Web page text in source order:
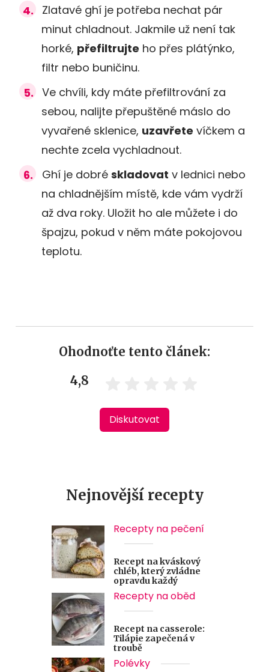
Zlatavé ghí je potřeba nechat pár
minut chladnout. Jakmile už není tak
horké, přefiltrujte ho přes plátýnko,
filtr nebo buničinu.
Ve chvíli, kdy máte přefiltrování za
sebou, nalijte přepuštěné máslo do
vyvařené sklenice, uzavřete víčkem a
nechte zcela vychladnout.
Ghí je dobré skladovat v lednici nebo
na chladnějším místě, kde vám vydrží
až dva roky. Uložit ho ale můžete i do
špajzu, pokud v něm máte pokojovou
teplotu.
Ohodnoťte tento článek:
4,8
Diskutovat
Nejnovější recepty
Recepty na pečení
Recept na kváskový
chléb, který zvládne
opravdu každý
Recepty na oběd
Recept na casserole:
Tilápie zapečená v
troubě
Polévky